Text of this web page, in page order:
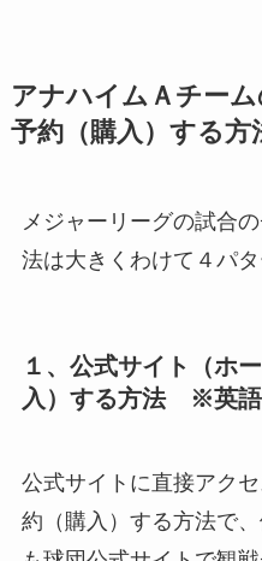
アナハイムＡチー
予約（購入）する方
メジャーリーグの試合
法は大きくわけて４パタ
１、公式サイト（ホ
入）する方法 ※英語
公式サイトに直接アク
約（購入）する方法で